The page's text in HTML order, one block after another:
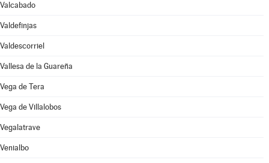
Valcabado
Valdefinjas
Valdescorriel
Vallesa de la Guareña
Vega de Tera
Vega de Villalobos
Vegalatrave
Venialbo